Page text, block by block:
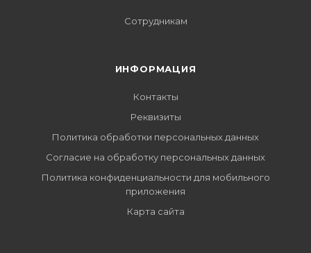
Сотрудникам
ИНФОРМАЦИЯ
Контакты
Реквизиты
Политика обработки персональных данных
Согласие на обработку персональных данных
Политика конфиденциальности для мобильного
приложения
Карта сайта